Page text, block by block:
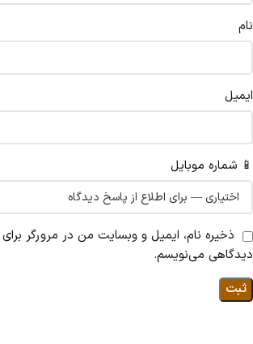
نام
ایمیل
📱 شماره موبایل
ذخیره نام، ایمیل و وبسایت من در مرورگر برای
دیدگاهی می‌نویسم.